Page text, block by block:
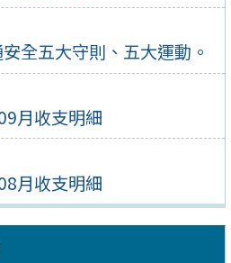
全五大守則、五大運動。
月收支明細
月收支明細